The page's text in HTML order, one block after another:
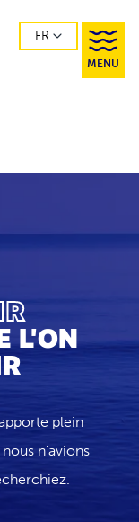
FR
MENU
L'ON
plein
n'avions